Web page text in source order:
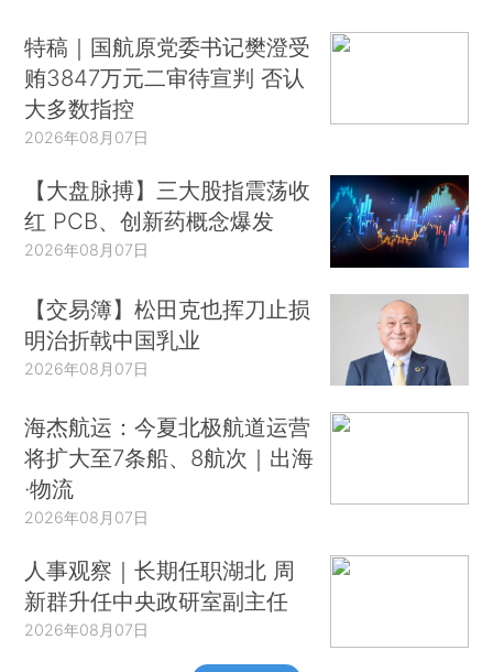
特稿｜国航原党委书记樊澄受
贿3847万元二审待宣判 否认
大多数指控
2026年08月07日
【大盘脉搏】三大股指震荡收
红 PCB、创新药概念爆发
2026年08月07日
【交易簿】松田克也挥刀止损
明治折戟中国乳业
2026年08月07日
海杰航运：今夏北极航道运营
将扩大至7条船、8航次｜出海
·物流
2026年08月07日
人事观察｜长期任职湖北 周
新群升任中央政研室副主任
2026年08月07日